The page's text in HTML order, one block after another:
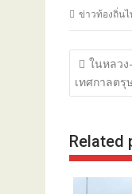
ข่าวท้องถิ่นไ
แนะแ
เรื่อง
ในหลวง
เทศกาลตรุ
Related